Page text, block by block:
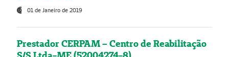
01 de Janeiro de 2019
Prestador CERPAM – Centro de Reabilitação